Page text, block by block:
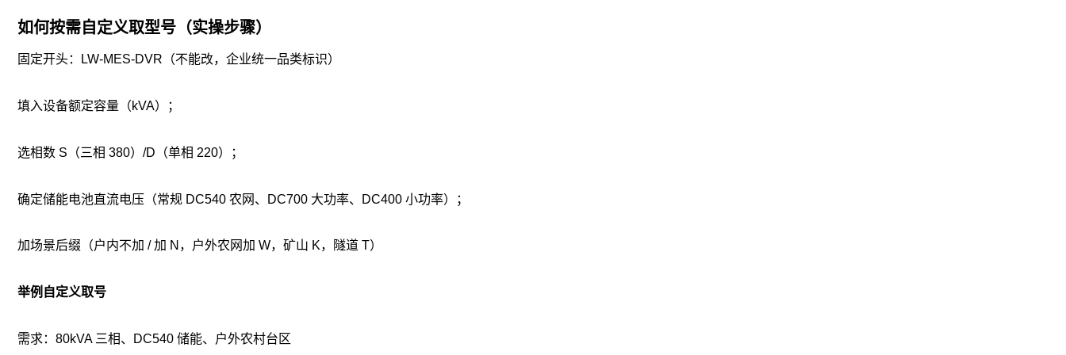
如何按需自定义取型号（实操步骤）
固定开头：LW-MES-DVR（不能改，企业统一品类标识）
填入设备额定容量（kVA）；
选相数 S（三相 380）/D（单相 220）；
确定储能电池直流电压（常规 DC540 农网、DC700 大功率、DC400 小功率）；
加场景后缀（户内不加 / 加 N，户外农网加 W，矿山 K，隧道 T）
举例自定义取号
需求：80kVA 三相、DC540 储能、户外农村台区